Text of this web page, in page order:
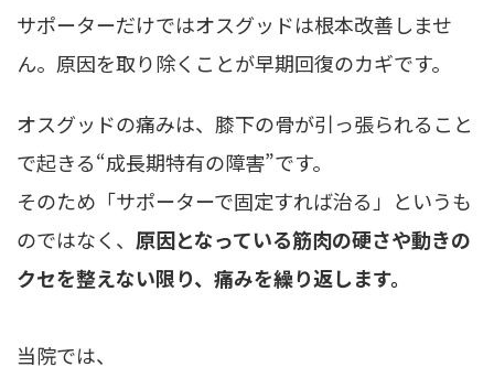
サポーターだけではオスグッドは根本改善しませ
ん。原因を取り除くことが早期回復のカギです。
オスグッドの痛みは、膝下の骨が引っ張られること
で起きる“成長期特有の障害”です。
そのため「サポーターで固定すれば治る」というも
のではなく、 原因となっている筋肉の硬さや動きの
クセを整えない限り、痛みを繰り返します。
当院では、